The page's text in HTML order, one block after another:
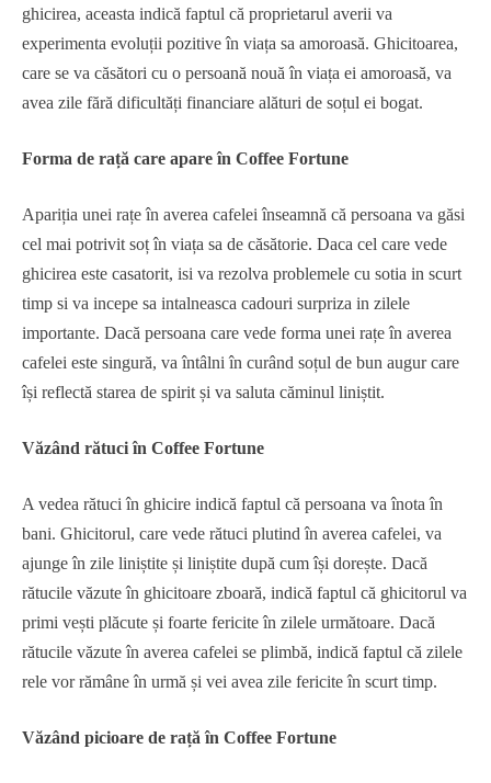
ghicirea, aceasta indică faptul că proprietarul averii va
experimenta evoluții pozitive în viața sa amoroasă. Ghicitoarea,
care se va căsători cu o persoană nouă în viața ei amoroasă, va
avea zile fără dificultăți financiare alături de soțul ei bogat.
Forma de rață care apare în Coffee Fortune
Apariția unei rațe în averea cafelei înseamnă că persoana va găsi
cel mai potrivit soț în viața sa de căsătorie. Daca cel care vede
ghicirea este casatorit, isi va rezolva problemele cu sotia in scurt
timp si va incepe sa intalneasca cadouri surpriza in zilele
importante. Dacă persoana care vede forma unei rațe în averea
cafelei este singură, va întâlni în curând soțul de bun augur care
își reflectă starea de spirit și va saluta căminul liniștit.
Văzând rătuci în Coffee Fortune
A vedea rătuci în ghicire indică faptul că persoana va înota în
bani. Ghicitorul, care vede rătuci plutind în averea cafelei, va
ajunge în zile liniștite și liniștite după cum își dorește. Dacă
rătucile văzute în ghicitoare zboară, indică faptul că ghicitorul va
primi vești plăcute și foarte fericite în zilele următoare. Dacă
rătucile văzute în averea cafelei se plimbă, indică faptul că zilele
rele vor rămâne în urmă și vei avea zile fericite în scurt timp.
Văzând picioare de rață în Coffee Fortune